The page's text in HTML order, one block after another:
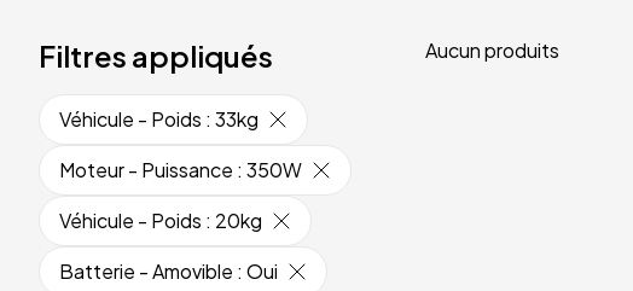
Filtres appliqués
Véhicule - Poids : 33kg
Moteur - Puissance : 350W
Véhicule - Poids : 20kg
Batterie - Amovible : Oui
Aucun produits